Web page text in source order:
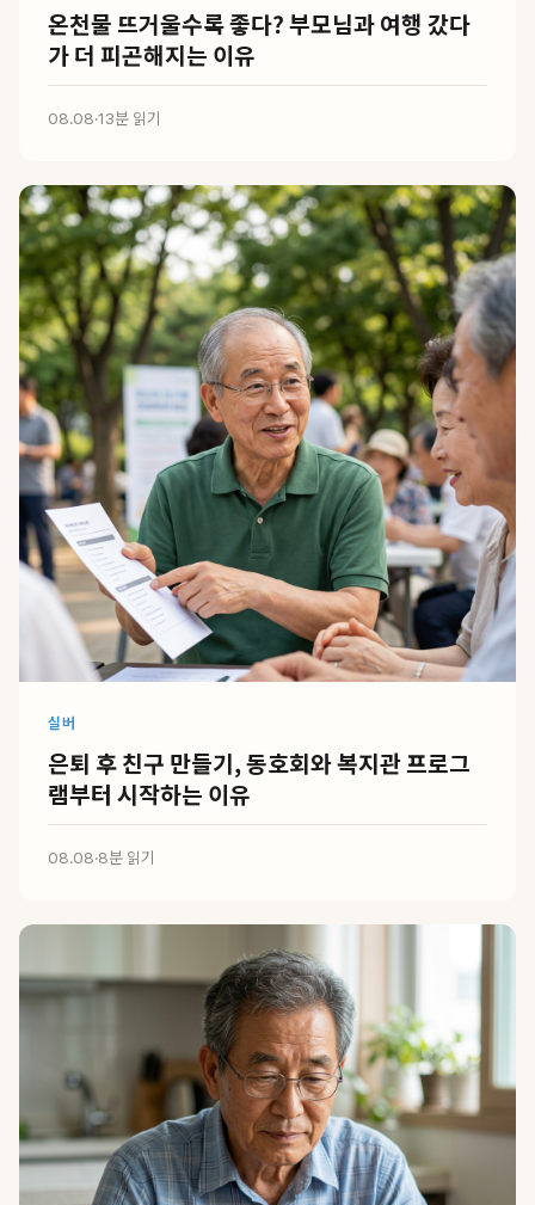
온천물 뜨거울수록 좋다? 부모님과 여행 갔다
가 더 피곤해지는 이유
08.08·13분 읽기
실버
은퇴 후 친구 만들기, 동호회와 복지관 프로그
램부터 시작하는 이유
08.08·8분 읽기